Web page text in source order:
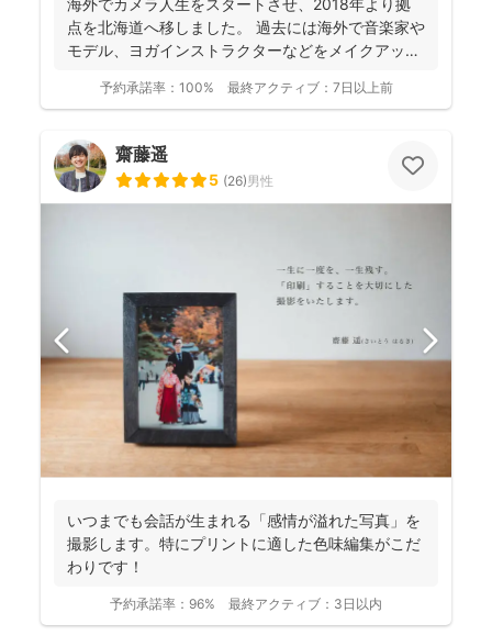
海外でカメラ人生をスタートさせ、2018年より拠
点を北海道へ移しました。 過去には海外で音楽家や
モデル、ヨガインストラクターなどをメイクアップ
予約承諾率： 100% 最終アクティブ： 7日以上前
齋藤遥
5 (26)男性
いつまでも会話が生まれる「感情が溢れた写真」を
撮影します。特にプリントに適した色味編集がこだ
わりです！
予約承諾率： 96% 最終アクティブ： 3日以内